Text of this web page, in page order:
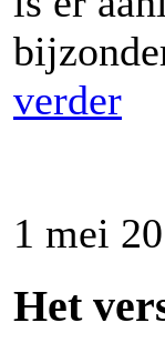
verder
1 mei
Het